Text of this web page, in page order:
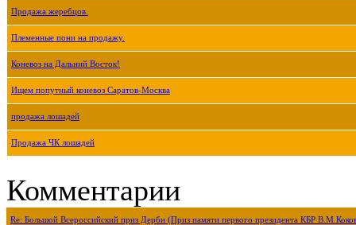
Продажа жеребцов.
Племенные пони на продажу.
Коневоз на Дальний Восток!
Ищем попутный коневоз Саратов-Москва
продажа лошадей
Продажа ЧК лошадей
Комментарии
Re: Большой Всероссийский приз Дерби (Приз памяти первого президента КБР